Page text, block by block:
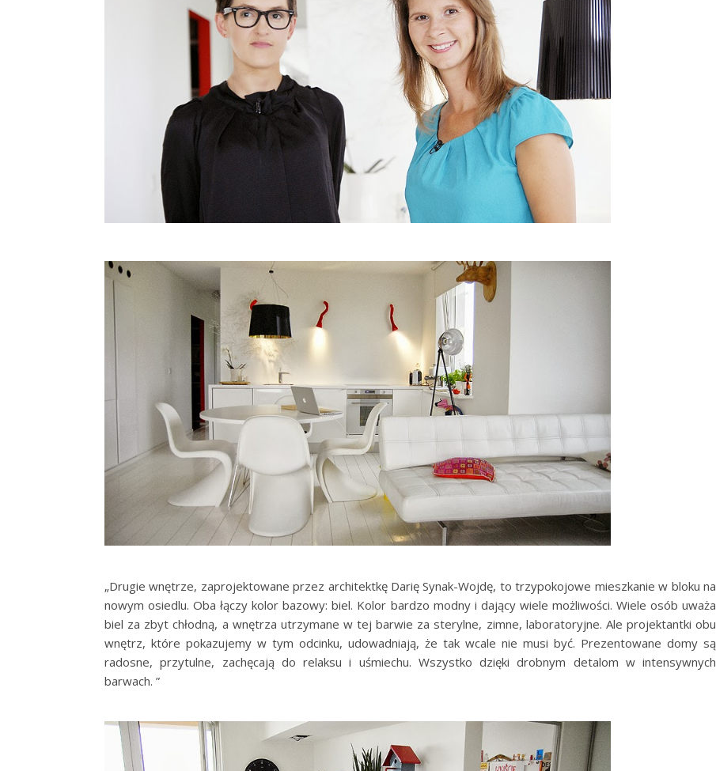
„Drugie wnętrze, zaprojektowane przez architektkę Darię Synak-Wojdę, to trzypokojowe mieszkanie w bloku na
nowym osiedlu. Oba łączy kolor bazowy: biel. Kolor bardzo modny i dający wiele możliwości. Wiele osób uważa
biel za zbyt chłodną, a wnętrza utrzymane w tej barwie za sterylne, zimne, laboratoryjne. Ale projektantki obu
wnętrz, które pokazujemy w tym odcinku, udowadniają, że tak wcale nie musi być. Prezentowane domy są
radosne, przytulne, zachęcają do relaksu i uśmiechu. Wszystko dzięki drobnym detalom w intensywnych
barwach. ”